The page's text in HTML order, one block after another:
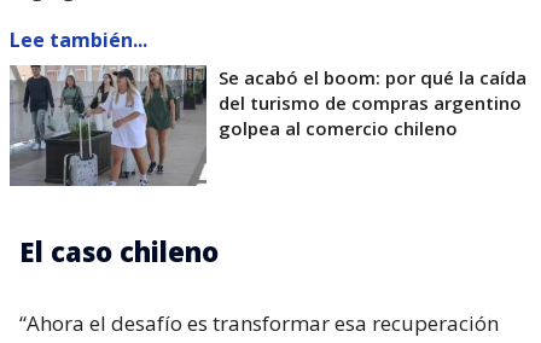
Lee también...
Se acabó el boom: por qué la caída
del turismo de compras argentino
golpea al comercio chileno
El caso chileno
“Ahora el desafío es transformar esa recuperación